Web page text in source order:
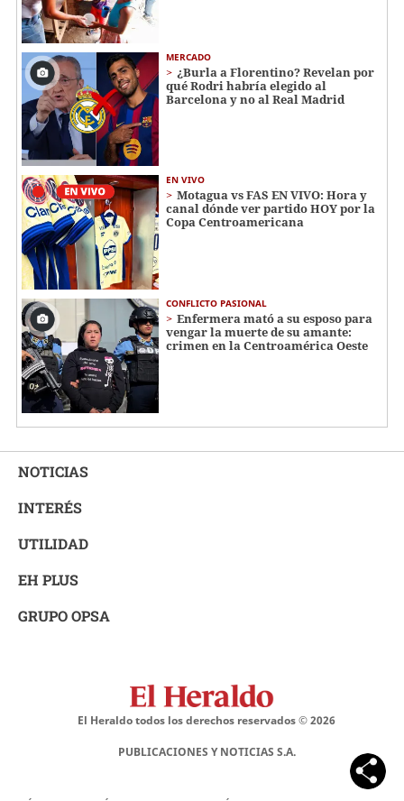
MERCADO
¿Burla a Florentino? Revelan por
qué Rodri habría elegido al
Barcelona y no al Real Madrid
EN VIVO
Motagua vs FAS EN VIVO: Hora y
canal dónde ver partido HOY por la
Copa Centroamericana
CONFLICTO PASIONAL
Enfermera mató a su esposo para
vengar la muerte de su amante:
crimen en la Centroamérica Oeste
NOTICIAS
INTERÉS
UTILIDAD
EH PLUS
GRUPO OPSA
El Heraldo todos los derechos reservados ©2026
PUBLICACIONES Y NOTICIAS S.A.